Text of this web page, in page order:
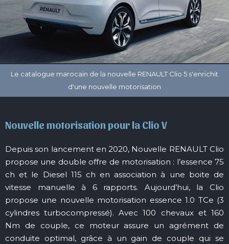
Nouvelle motorisation pour la Clio V
Depuis son lancement en 2020, Nouvelle RENAULT Clio
propose une double offre de motorisation : l’essence 75
ch et le Diesel 115 ch en association à une boite de
vitesse manuelle à 6 rapports. Aujourd’hui, la Clio
propose une nouvelle motorisation essence 1.0 TCe (3
cylindres turbocompressé). Avec 100 chevaux et 160
Nm de couple, ce moteur assure un agrément de
conduite optimal, grâce à un gain de couple qui se